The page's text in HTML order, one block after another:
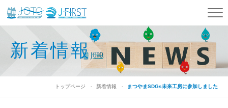
新着情報
トップページ 新着情報 まつやまSDGs未来工房に参加しました